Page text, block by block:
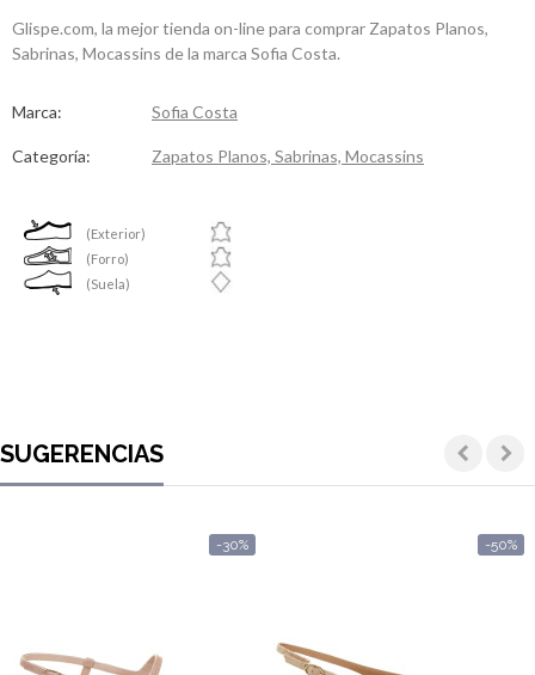
Glispe.com, la mejor tienda on-line para comprar Zapatos Planos,
Sabrinas, Mocassins de la marca Sofia Costa.
Marca: Sofia Costa
Categoría: Zapatos Planos, Sabrinas, Mocassins
(Exterior)
(Forro)
(Suela)
SUGERENCIAS
-30% -50%